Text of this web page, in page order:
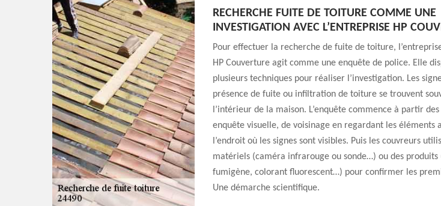
RECHERCHE FUITE DE TOITURE COMME UNE
INVESTIGATION AVEC L’ENTREPRISE HP
Pour effectuer la recherche de fuite de toiture,
HP Couverture agit comme une enquête de police. Elle
plusieurs techniques pour réaliser l’investigation. Les
présence de fuite ou infiltration de toiture se trouvent
l’intérieur de la maison. L’enquête commence à partir des
enquête visuelle, de voisinage en regardant les éléments
l’endroit où les signes sont visibles. Puis les couvreurs
matériels (caméra infrarouge ou sonde…) ou des produits
fumigène, colorant fluorescent…) pour confirmer les
Une démarche scientifique.